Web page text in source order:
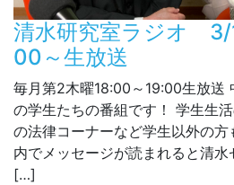
清水研究室ラジオ 3/
00～生放送
毎月第2木曜18:00～19:00生放送
の学生たちの番組です！ 学生生
の法律コーナーなど学生以外の
内でメッセージが読まれると清
[…]